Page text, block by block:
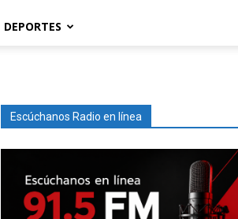
DEPORTES
Escúchanos Radio en línea